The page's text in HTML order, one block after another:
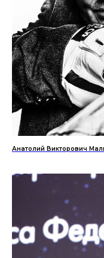
Анатолий Викторович